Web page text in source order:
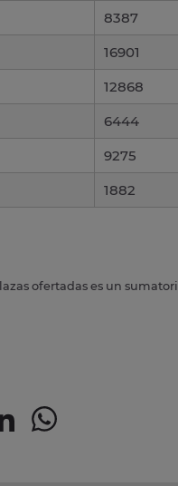
8387
16901
12868
6444
9275
1882
ofertadas es un